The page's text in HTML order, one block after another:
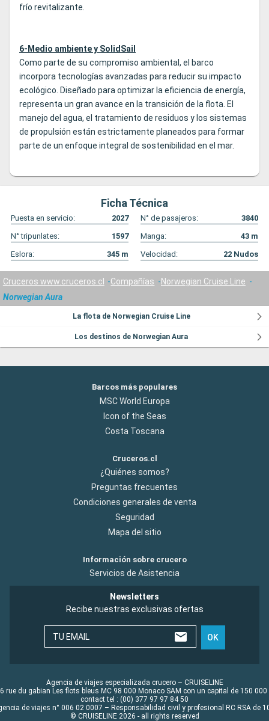
frío revitalizante.
6-Medio ambiente y SolidSail
Como parte de su compromiso ambiental, el barco
incorpora tecnologías avanzadas para reducir su impacto
ecológico. Diseñado para optimizar la eficiencia de energía,
representa un gran avance en la transición de la flota. El
manejo del agua, el tratamiento de residuos y los sistemas
de propulsión están estrictamente planeados para formar
parte de un enfoque integral de sostenibilidad en el mar.
Ficha Técnica
Puesta en servicio: 2027 N° de pasajeros:
3840
N° tripunlates:
1597 Manga: 43 m
Eslora:
345 m Velocidad: 22 Nudos
Cruceros www.cruceros.cl Compañías
Norwegian Cruise Line
Norwegian Aura
La flota de Norwegian Cruise Line
Los destinos de Norwegian Aura
Barcos más populares
MSC World Europa
Icon of the Seas
Costa Toscana
Cruceros.cl
¿Quiénes somos?
Preguntas frecuentes
Condiciones generales de venta
Seguridad
Mapa del sitio
Información sobre crucero
Servicios de Asistencia
Newsletters
Recibe nuestras exclusivas ofertas
TU EMAIL OK
Agencia de viajes especializada crucero – CRUISELINE
rue du gabian Les flots bleus MC 98 000 Monaco SAM con un capital de 150 000
contact tel : (00) 377 97 97 84 50
de viajes n° 006 02 0007 – Responsabilidad civil y profesional RC RSA de
© CRUISELINE 2026 - all rights reserved